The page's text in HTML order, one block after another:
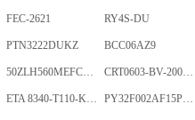
FEC-2621 RY4S-DU
PTN3222DUKZ BCC06AZ9
50ZLH560MEFCRI12.5X25 CRT0603-BV-2001ELF
ETA 8340-T110-K1F1-ALH0-25A PY32F002AF15P6TU